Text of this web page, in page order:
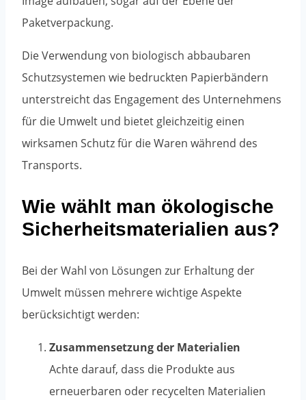
Paketverpackung.
Die Verwendung von biologisch abbaubaren
Schutzsystemen wie bedruckten Papierbändern
unterstreicht das Engagement des Unternehmens
für die Umwelt und bietet gleichzeitig einen
wirksamen Schutz für die Waren während des
Transports.
Wie wählt man ökologische
Sicherheitsmaterialien aus?
Bei der Wahl von Lösungen zur Erhaltung der
Umwelt müssen mehrere wichtige Aspekte
berücksichtigt werden:
Zusammensetzung der Materialien
Achte darauf, dass die Produkte aus
erneuerbaren oder recycelten Materialien